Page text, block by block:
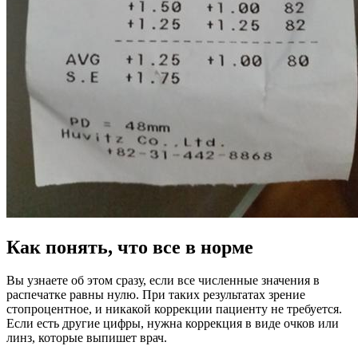
Как понять, что все в норме
Вы узнаете об этом сразу, если все численные значения в
распечатке равны нулю. При таких результатах зрение
стопроцентное, и никакой коррекции пациенту не требуется.
Если есть другие цифры, нужна коррекция в виде очков или
линз, которые выпишет врач.